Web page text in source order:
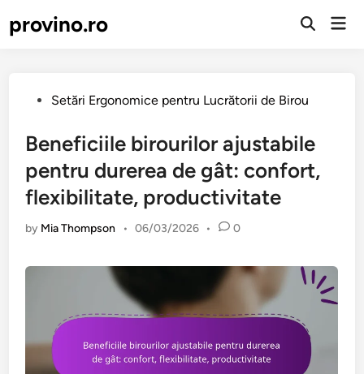
provino.ro
Open
PostedSetări Ergonomice pentru Lucrătorii de Birou
Beneficiile birourilor ajustabile
pentru durerea de gât: confort,
flexibilitate, productivitate
by Mia Thompson • 06/03/2026 • 0